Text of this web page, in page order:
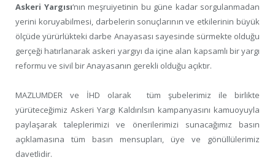
Askeri Yargısı‘nın meşruiyetinin bu güne kadar sorgulanmadan
yerini koruyabilmesi, darbelerin sonuçlarının ve etkilerinin büyük
ölçüde yürürlükteki darbe Anayasası sayesinde sürmekte olduğu
gerçeği hatırlanarak askeri yargıyı da içine alan kapsamlı bir yargı
reformu ve sivil bir Anayasanın gerekli olduğu açıktır.
MAZLUMDER ve İHD olarak tüm şubelerimiz ile birlikte
yürüteceğimiz Askeri Yargı Kaldırılsın kampanyasını kamuoyuyla
paylaşarak taleplerimizi ve önerilerimizi sunacağımız basın
açıklamasına tüm basın mensupları, üye ve gönüllülerimiz
davetlidir.